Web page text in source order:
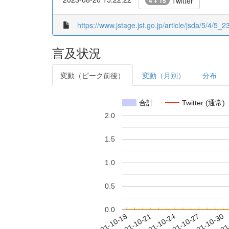
https://www.jstage.jst.go.jp/article/jsda/5/4/
言及状況
変動（ピーク前後） 変動（月別） 分布
合計 Twitter (通常)
0.0
0.5
1.0
1.5
2.0